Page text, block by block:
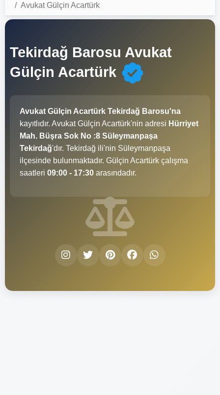
Avukat Gülçin Acartürk
Tekirdağ Barosu Avukat
Gülçin Acartürk
Avukat Gülçin Acartürk Tekirdağ Barosu'na
kayıtlıdır. Avukat Gülçin Acartürk'nin adresi Hürriyet
Mah. Büşra Sok No :8 Süleymanpaşa
Tekirdağ'dır. Tekirdağ ili'nin Süleymanpaşa
ilçesinde bulunmaktadır. Gülçin Acartürk çalışma
saatleri 09:00 - 17:30 arasındadır.